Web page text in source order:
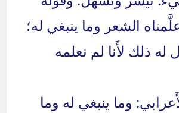
الشعر وما ينبغي له؛
له ذلك لأَنا لم نعلمه
وما ينبغي له وما